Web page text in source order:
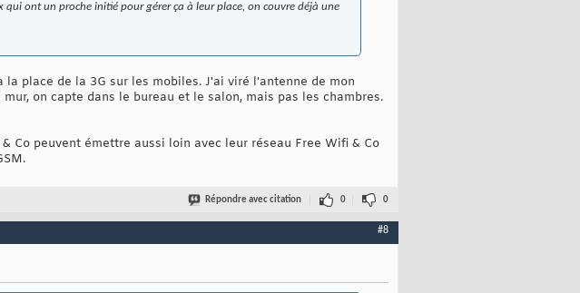
qui ont un proche initié pour gérer ça à leur place, on couvre déjà une
place de la 3G sur les mobiles. J'ai viré l'antenne de mon
on capte dans le bureau et le salon, mais pas les chambres.
Co peuvent émettre aussi loin avec leur réseau Free Wifi & Co
Répondre avec citation 0 0
#8